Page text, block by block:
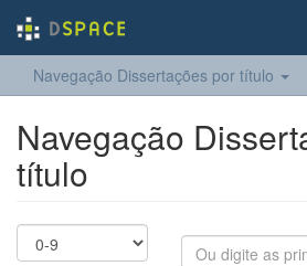
Navegação Dissertações por título
Navegação
título